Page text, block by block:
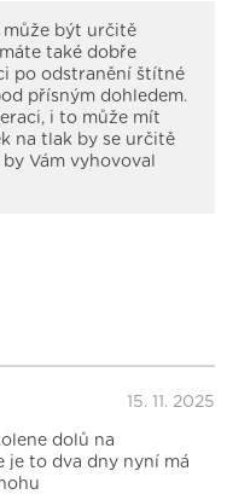
může být určitě
také dobře
po odstranění štítné
přísným dohledem.
i to může mít
na tlak by se určitě
Vám vyhovoval
15. 11. 2025
dolů na
to dva dny nyní má